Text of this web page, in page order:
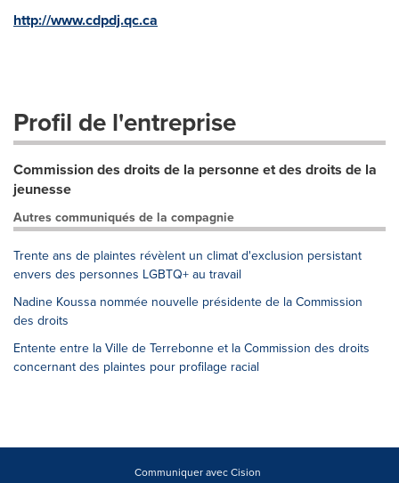
http://www.cdpdj.qc.ca
Profil de l'entreprise
Commission des droits de la personne et des droits de la
jeunesse
Autres communiqués de la compagnie
Trente ans de plaintes révèlent un climat d'exclusion persistant
envers des personnes LGBTQ+ au travail
Nadine Koussa nommée nouvelle présidente de la Commission
des droits
Entente entre la Ville de Terrebonne et la Commission des droits
concernant des plaintes pour profilage racial
Communiquer avec Cision